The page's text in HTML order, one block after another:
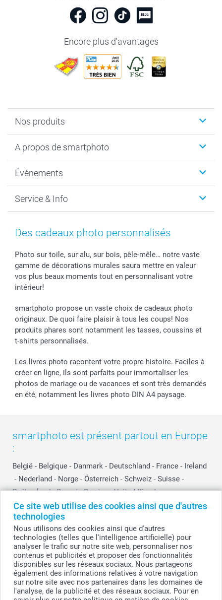
Ce site web utilise des cookies ainsi que d'autres
technologies
Nous utilisons des cookies ainsi que d'autres
technologies (telles que l'intelligence artificielle) pour
analyser le trafic sur notre site web, personnaliser nos
contenus et publicités et proposer des fonctionnalités
disponibles sur les réseaux sociaux. Nous partageons
également des informations relatives à votre navigation
sur notre site avec nos partenaires dans les domaines de
l'analyse, de la publicité et des réseaux sociaux. Pour en
Encore plus d'avantages
Nos produits
Cadeaux photo
MyNameBook
Développement photo & Tirage photo
Cadres photo & accessoires déco
Calendrier photos & Agendas photo
Stickers & Etiquettes
Chèque Cadeau
A propos de smartphoto
Durabilité
Gestion des cookies
Mentions Légales
Affiliation
Investor Relations
B2B smartbusiness
Droit de rétractation
Évènements
Nouvel An
Fête des Mères
Confirmation ou communion
Mariage
Fête d'anniversaire
Collection naissance
Tous les évènements
Service & Info
Tarifs et frais de livraison
Livraison en 48 heures
Modes de Paiement
Identifiez-vous
Plan du site
Statut de ma commande
smarfriends
smartgarantie
smartbonus
Des cadeaux photo personnalisés
Photo sur toile, sur alu, sur bois, pêle-mêle… notre vaste
gamme de décorations murales saura mettre en valeur
vos plus beaux moments tout en personnalisant votre
intérieur!
smartphoto propose un vaste choix de cadeaux photo
originaux. De quoi faire plaisir à tous les coups! Nos
produits phares sont notamment les tasses, coussins et
t-shirts personnalisés.
Les livres photo racontent votre propre histoire. Faciles à
créer en ligne, ils sont parfaits pour immortaliser les
photos de mariage ou de vacances et sont très demandés
en été, notamment les livres photo DIN A4 paysage.
smartphoto est présent partout en Europe
:
België - Belgique - Danmark - Deutschland - France - Ireland
- Nederland - Norge - Österreich - Schweiz - Suisse -
Switzerland - Suomi - Sverige - United Kingdom -
Other Countries
© smartphoto group. Tous droits réservés
Tous les prix sont en francs suisses (CHF), TVA incluse et hors frais de port.